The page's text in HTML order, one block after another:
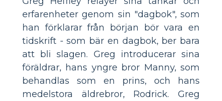
erfarenheter genom sin "dagbok", som
han förklarar från början bör vara en
tidskrift - som bär en dagbok, ber bara
att bli slagen. Greg introducerar sina
föräldrar, hans yngre bror Manny, som
behandlas som en prins, och hans
medelstora äldrebror, Rodrick. Greg